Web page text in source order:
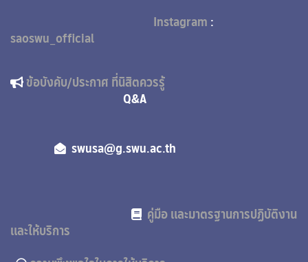
Instagram :
saoswu_official
ข้อบังคับ/ประกาศ ที่นิสิตควรรู้
Q&A
swusa@g.swu.ac.th
คู่มือ และมาตรฐานการปฏิบัติงาน
และให้บริการ